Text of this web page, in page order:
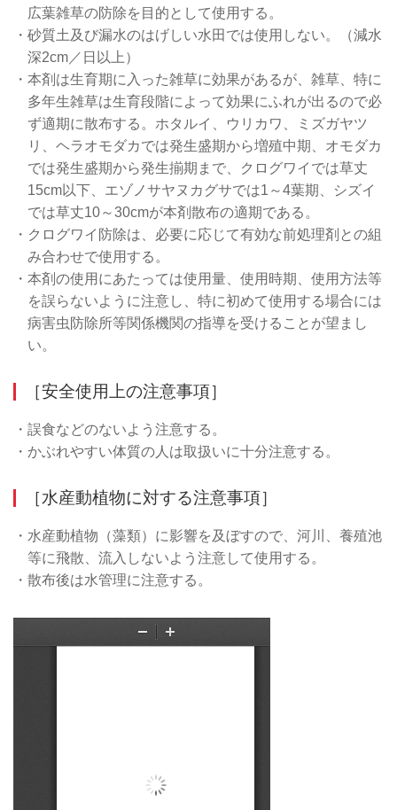
広葉雑草の防除を目的として使用する。
・砂質土及び漏水のはげしい水田では使用しない。（減水
深2cm／日以上）
・本剤は生育期に入った雑草に効果があるが、雑草、特に
多年生雑草は生育段階によって効果にふれが出るので必
ず適期に散布する。ホタルイ、ウリカワ、ミズガヤツ
リ、ヘラオモダカでは発生盛期から増殖中期、オモダカ
では発生盛期から発生揃期まで、クログワイでは草丈
15cm以下、エゾノサヤヌカグサでは1～4葉期、シズイ
では草丈10～30cmが本剤散布の適期である。
・クログワイ防除は、必要に応じて有効な前処理剤との組
み合わせで使用する。
・本剤の使用にあたっては使用量、使用時期、使用方法等
を誤らないように注意し、特に初めて使用する場合には
病害虫防除所等関係機関の指導を受けることが望まし
い。
［安全使用上の注意事項］
・誤食などのないよう注意する。
・かぶれやすい体質の人は取扱いに十分注意する。
［水産動植物に対する注意事項］
・水産動植物（藻類）に影響を及ぼすので、河川、養殖池
等に飛散、流入しないよう注意して使用する。
・散布後は水管理に注意する。